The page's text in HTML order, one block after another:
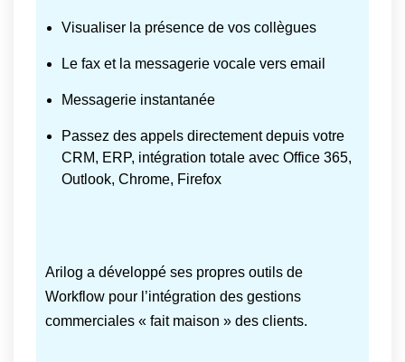
Visualiser la présence de vos collègues
Le fax et la messagerie vocale vers email
Messagerie instantanée
Passez des appels directement depuis votre
CRM, ERP, intégration totale avec Office 365,
Outlook, Chrome, Firefox
Arilog a développé ses propres outils de
Workflow pour l’intégration des gestions
commerciales « fait maison » des clients.